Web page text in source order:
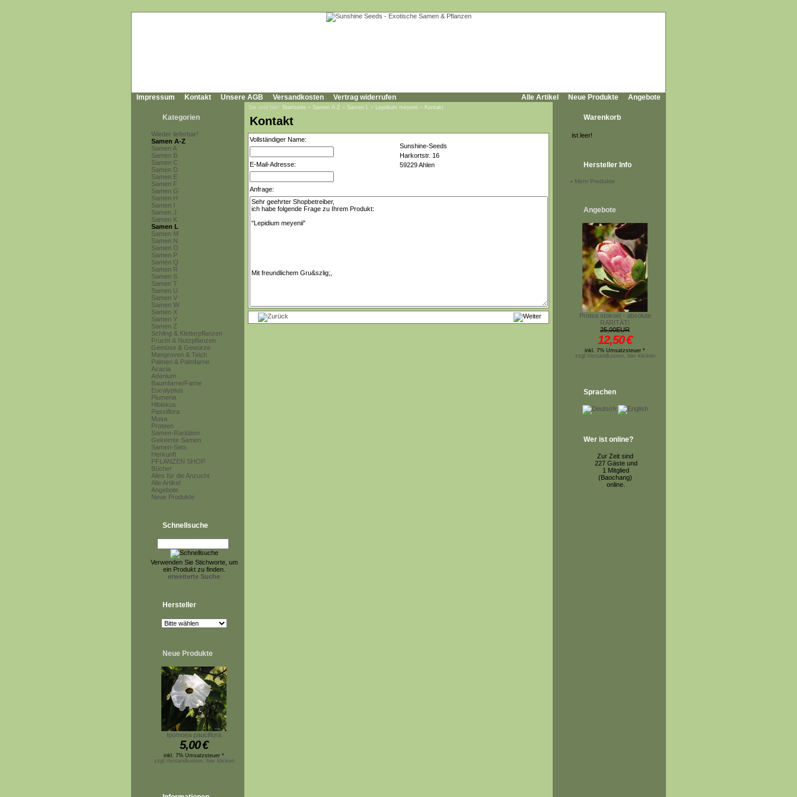
Impressum Kontakt Unsere AGB Versandkosten Vertrag widerrufen Alle Artikel Neue Produkte Angebote
Kategorien
Wieder lieferbar!
Samen A-Z
Samen A
Samen B
Samen C
Samen D
Samen E
Samen F
Samen G
Samen H
Samen I
Samen J
Samen K
Samen L
Samen M
Samen N
Samen O
Samen P
Samen Q
Samen R
Samen S
Samen T
Samen U
Samen V
Samen W
Samen X
Samen Y
Samen Z
Schling & Kletterpflanzen
Frucht & Nutzpflanzen
Gemüse & Gewürze
Mangroven & Teich
Palmen & Palmfarne
Acacia
Adenium
Baumfarne/Farne
Eucalyptus
Plumeria
Hibiskus
Passiflora
Musa
Proteen
Samen-Raritäten
Gekeimte Samen
Samen-Sets
Herkunft
PFLANZEN SHOP
Bücher
Alles für die Anzucht
Alle Artikel
Angebote
Neue Produkte
Schnellsuche
Verwenden Sie Stichworte, um
ein Produkt zu finden.
erweiterte Suche
Hersteller
Neue Produkte
Ipomoea pauciflora
5,00€
inkl. 7% Umsatzsteuer *
zzgl.Versandkosten, hier klicken
Sie sind hier: Startseite » Samen A-Z » Samen L » Lepidium meyenii » Kontakt
Kontakt
Vollständiger Name:
Sunshine-Seeds
Harkortstr. 16
59229 Ahlen
E-Mail-Adresse:
Anfrage:
Warenkorb
ist leer!
Hersteller Info
- Mehr Produkte
Angebote
Protea stokoei - absolute
RARITÄT!
25,00EUR
12,50€
inkl. 7% Umsatzsteuer *
zzgl.Versandkosten, hier klicken
Sprachen
Wer ist online?
Zur Zeit sind
227 Gäste und
1 Mitglied
(Baochang)
online.